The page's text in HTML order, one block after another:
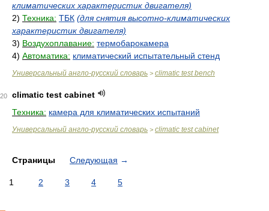
климатических характеристик двигателя)
2) Техника: ТБК (для снятия высотно-климатических
характеристик двигателя)
3) Воздухоплавание: термобарокамера
4) Автоматика: климатический испытательный стенд
Универсальный англо-русский словарь > climatic test bench
20
climatic test cabinet
Техника: камера для климатических испытаний
Универсальный англо-русский словарь > climatic test cabinet
Страницы Следующая →
1 2 3 4 5